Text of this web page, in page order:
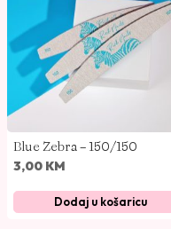
1
0
0
5
0
Blue Zebra – 150/150
3,00 KM
Dodaj u košaricu